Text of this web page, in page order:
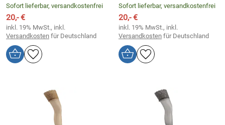
Sofort lieferbar, versandkostenfrei
20,- €
inkl. 19% MwSt., inkl.
Versandkosten für Deutschland
Sofort lieferbar, versandkostenfrei
20,- €
inkl. 19% MwSt., inkl.
Versandkosten für Deutschland